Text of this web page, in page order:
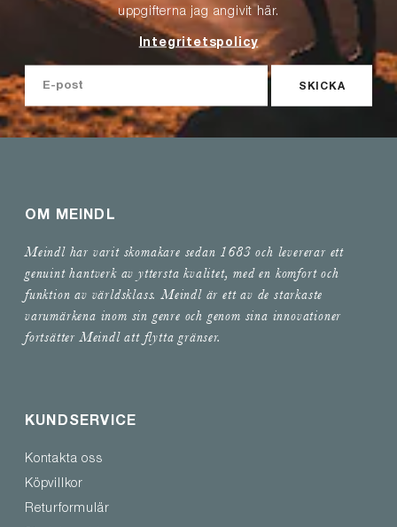
uppgifterna jag angivit här.
Integritetspolicy
SKICKA
OM MEINDL
Meindl har varit skomakare sedan 1683 och levererar ett
genuint hantverk av yttersta kvalitet, med en komfort och
funktion av världsklass. Meindl är ett av de starkaste
varumärkena inom sin genre och genom sina innovationer
fortsätter Meindl att flytta gränser.
KUNDSERVICE
Kontakta oss
Köpvillkor
Returformulär